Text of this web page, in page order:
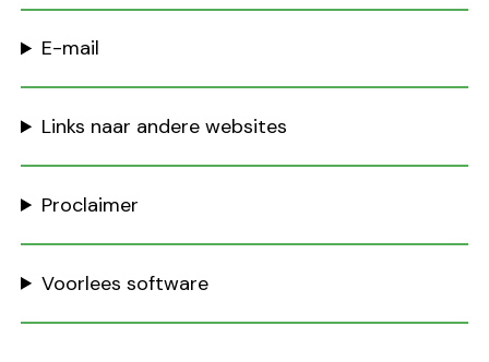
E-mail
Links naar andere websites
Proclaimer
Voorlees software